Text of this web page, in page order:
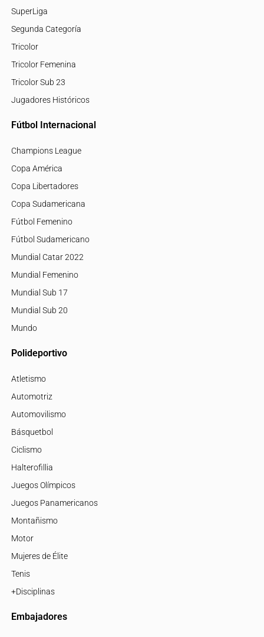
SuperLiga
Segunda Categoría
Tricolor
Tricolor Femenina
Tricolor Sub 23
Jugadores Históricos
Fútbol Internacional
Champions League
Copa América
Copa Libertadores
Copa Sudamericana
Fútbol Femenino
Fútbol Sudamericano
Mundial Catar 2022
Mundial Femenino
Mundial Sub 17
Mundial Sub 20
Mundo
Polideportivo
Atletismo
Automotriz
Automovilismo
Básquetbol
Ciclismo
Halterofillia
Juegos Olímpicos
Juegos Panamericanos
Montañismo
Motor
Mujeres de Élite
Tenis
+Disciplinas
Embajadores